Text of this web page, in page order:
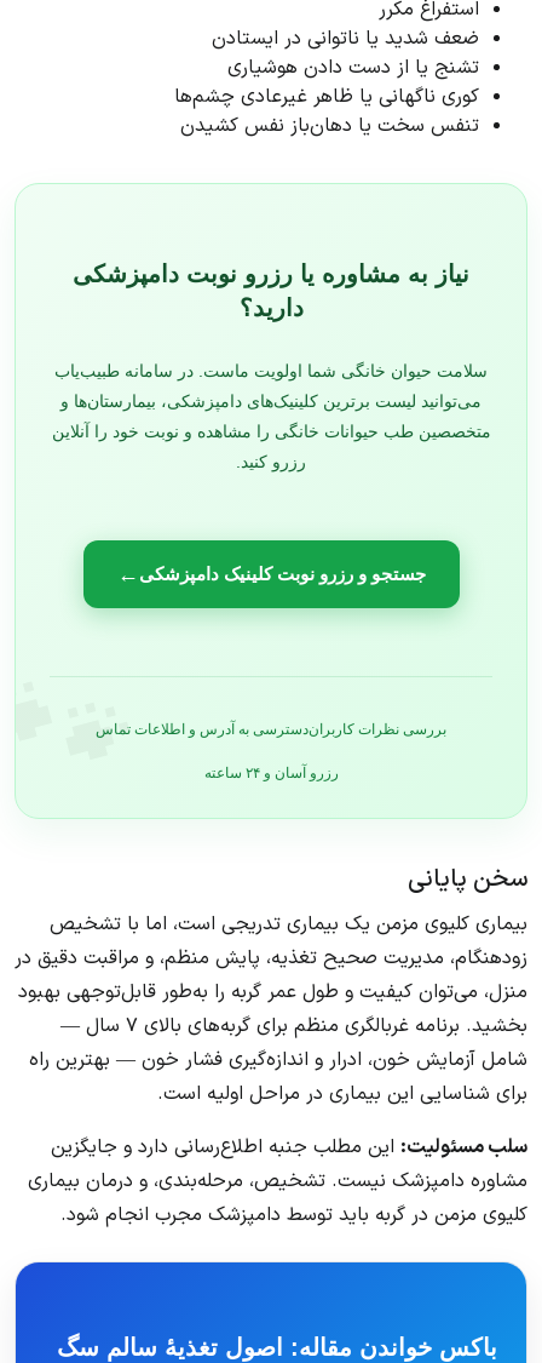
استفراغ مکرر
ضعف شدید یا ناتوانی در ایستادن
تشنج یا از دست دادن هوشیاری
کوری ناگهانی یا ظاهر غیرعادی چشم‌ها
تنفس سخت یا دهان‌باز نفس کشیدن
نیاز به مشاوره یا رزرو نوبت دامپزشکی
دارید؟
سلامت حیوان خانگی شما اولویت ماست. در سامانه طبیب‌یاب
می‌توانید لیست برترین کلینیک‌های دامپزشکی، بیمارستان‌ها و
متخصصین طب حیوانات خانگی را مشاهده و نوبت خود را آنلاین
رزرو کنید.
جستجو و رزرو نوبت کلینیک دامپزشکی ←
بررسی نظرات کاربراندسترسی به آدرس و اطلاعات تماس
رزرو آسان و ۲۴ ساعته
سخن پایانی
بیماری کلیوی مزمن یک بیماری تدریجی است، اما با تشخیص
زودهنگام، مدیریت صحیح تغذیه، پایش منظم، و مراقبت دقیق در
منزل، می‌توان کیفیت و طول عمر گربه را به‌طور قابل‌توجهی بهبود
بخشید. برنامه غربالگری منظم برای گربه‌های بالای ۷ سال —
شامل آزمایش خون، ادرار و اندازه‌گیری فشار خون — بهترین راه
برای شناسایی این بیماری در مراحل اولیه است.
سلب مسئولیت: این مطلب جنبه اطلاع‌رسانی دارد و جایگزین
مشاوره دامپزشک نیست. تشخیص، مرحله‌بندی، و درمان بیماری
کلیوی مزمن در گربه باید توسط دامپزشک مجرب انجام شود.
باکس خواندن مقاله: اصول تغذیهٔ سالم سگ